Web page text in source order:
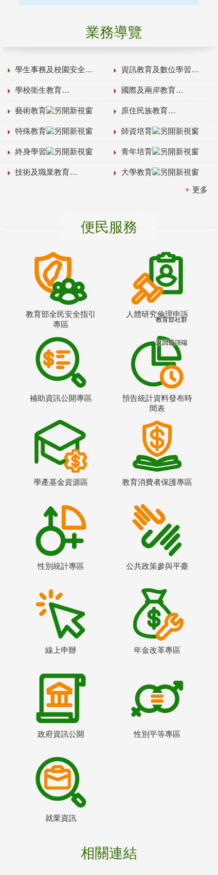
業務導覽
學生事務及校園安全 資訊教育及數位學習
學校衛生教育 國際及兩岸教育
藝術教育 原住民族教育
特殊教育 師資培育
終身學習 青年培育
技術及職業教育 大學教育
更多
便民服務
教育部全民安全指引
專區
人體研究倫理申訴
補助資訊公開專區
預告統計資料發布時
間表
學產基金資源區 教育消費者保護專區
性別統計專區 公共政策參與平臺
線上申辦 年金改革專區
政府資訊公開 性別平等專區
就業資訊
相關連結
教育部社群
返回最頂端